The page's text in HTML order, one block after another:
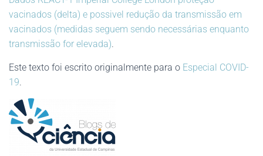
vacinados (delta) e possivel redução da transmissão em
vacinados (medidas seguem sendo necessárias enquanto
transmissão for elevada).
Este texto foi escrito originalmente para o Especial COVID-
19.